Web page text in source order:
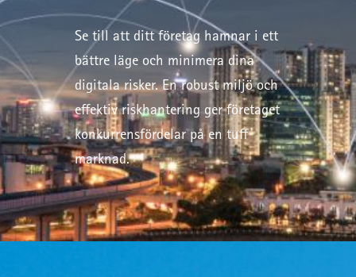
Se till att ditt företag hamnar i ett
bättre läge och minimera dina
digitala risker. En robust miljö och
effektiv riskhantering ger företaget
konkurrensfördelar på en tuff
marknad.